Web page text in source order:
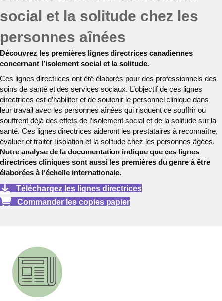
social et la solitude chez les
personnes aînées
Découvrez les premières lignes directrices canadiennes
concernant l’isolement social et la solitude.
Ces lignes directrices ont été élaborés pour des professionnels des
soins de santé et des services sociaux. L’objectif de ces lignes
directrices est d’habiliter et de soutenir le personnel clinique dans
leur travail avec les personnes aînées qui risquent de souffrir ou
souffrent déjà des effets de l’isolement social et de la solitude sur la
santé. Ces lignes directrices aideront les prestataires à reconnaître,
évaluer et traiter l'isolation et la solitude chez les personnes âgées.
Notre analyse de la documentation indique que ces lignes
directrices cliniques sont aussi les premières du genre à être
élaborées à l’échelle internationale.
Téléchargez les lignes directrices
Commander les copies papier